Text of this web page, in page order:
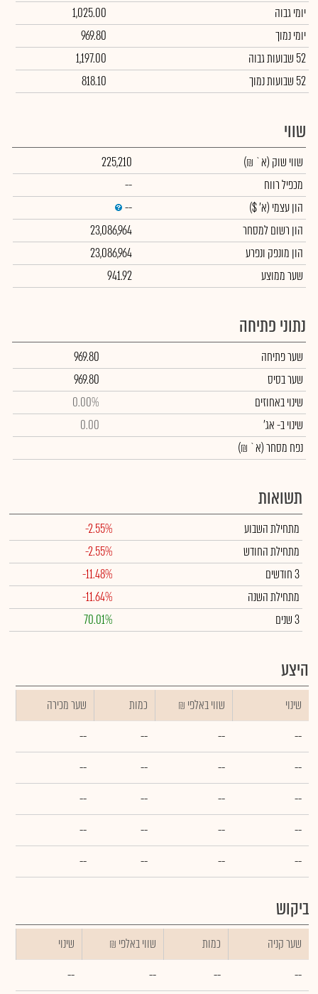
יומי גבוה
1,025.00
יומי נמוך
969.80
52 שבועות גבוה
1,197.00
52 שבועות נמוך
818.10
שווי
שווי שוק (א` ₪)
225,210
מכפיל רווח
--
הון עצמי (א' $)
--
הון רשום למסחר
23,086,964
הון מונפק ונפרע
23,086,964
שער ממוצע
941.92
נתוני פתיחה
שער פתיחה
969.80
שער בסיס
969.80
שינוי באחוזים
0.00%
שינויב- אג'
0.00
נפח מסחר(א` ₪)
תשואות
מתחילת השבוע
-2.55%
מתחילת החודש
-2.55%
3 חודשים
-11.48%
מתחילת השנה
-11.64%
3 שנים
70.01%
היצע
שינוי ₪ שווי באלפי כמות
שער מכירה
--
--
--
--
--
--
--
--
--
--
--
--
--
--
--
--
--
--
--
--
ביקוש
שער קניה כמות ₪ שווי באלפי
שינוי
--
--
--
--